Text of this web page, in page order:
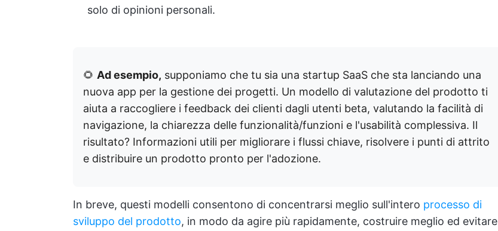
solo di opinioni personali.
🌻 Ad esempio, supponiamo che tu sia una startup SaaS che sta lanciando una
nuova app per la gestione dei progetti. Un modello di valutazione del prodotto ti
aiuta a raccogliere i feedback dei clienti dagli utenti beta, valutando la facilità di
navigazione, la chiarezza delle funzionalità/funzioni e l'usabilità complessiva. Il
risultato? Informazioni utili per migliorare i flussi chiave, risolvere i punti di attrito
e distribuire un prodotto pronto per l'adozione.
In breve, questi modelli consentono di concentrarsi meglio sull'intero processo di
sviluppo del prodotto, in modo da agire più rapidamente, costruire meglio ed evitare